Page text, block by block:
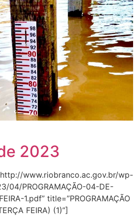
2023
www.riobranco.ac.gov.br/wp-
04/PROGRAMAÇÃO-04-DE-
1.pdf” title=”PROGRAMAÇÃO
FEIRA) (1)”]